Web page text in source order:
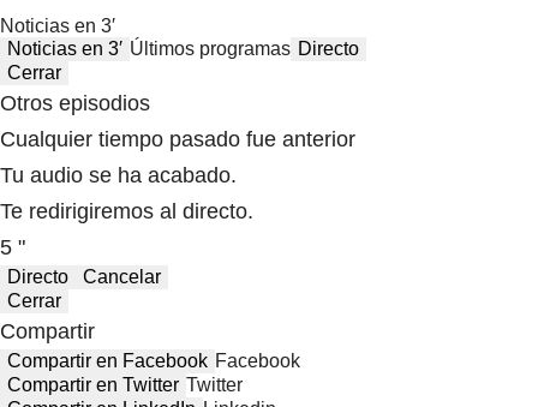
Noticias en 3′
Noticias en 3′ Últimos programas Directo
Cerrar
Otros episodios
Cualquier tiempo pasado fue anterior
Tu audio se ha acabado.
Te redirigiremos al directo.
5 "
Directo
Cancelar
Cerrar
Compartir
Compartir en Facebook Facebook
Compartir en Twitter Twitter